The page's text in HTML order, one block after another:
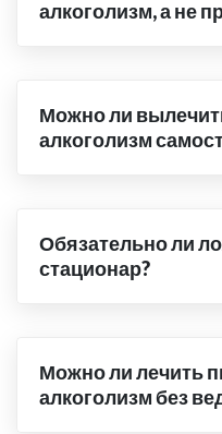
алкоголизм, а не
Можно ли
алкоголизм
Обязательно ли
стационар?
Можно ли лечить
алкоголизм без